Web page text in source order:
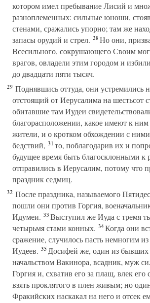
котором имел пребывание Лисий и
разноплеменных: сильные юноши,
стенами, сражались упорно; там же
запасы орудий и стрел. 28Но они,
Всесильного, сокрушающего Своим
врагов, овладели этим городом и
до двадцати пяти тысяч.
29 Поднявшись оттуда, они устремились
отстоящий от Иерусалима на шестьсот
обитавшие там Иудеи
благорасположении, какое имеют к
жители, и о кротком обхождении с
бедствий, 31то, поблагодарив их и
будущее время быть благосклонными к
отправились в Иерусалим, потому что
праздник седмиц.
32 После праздника, называемого
пошли они против Горгия,
Идумеи. 33Выступил же Иуда с тремя
четырьмя стами конных. 34Когда они
сражение, случилось пасть немногим из
Иудеев. 35Досифей же, один из бывших
начальством Вакинора, всадник, муж
Горгия и, схватив его за плащ, влек его
взять проклятого в плен живым; но
Фракийских наскакал на него и отсек